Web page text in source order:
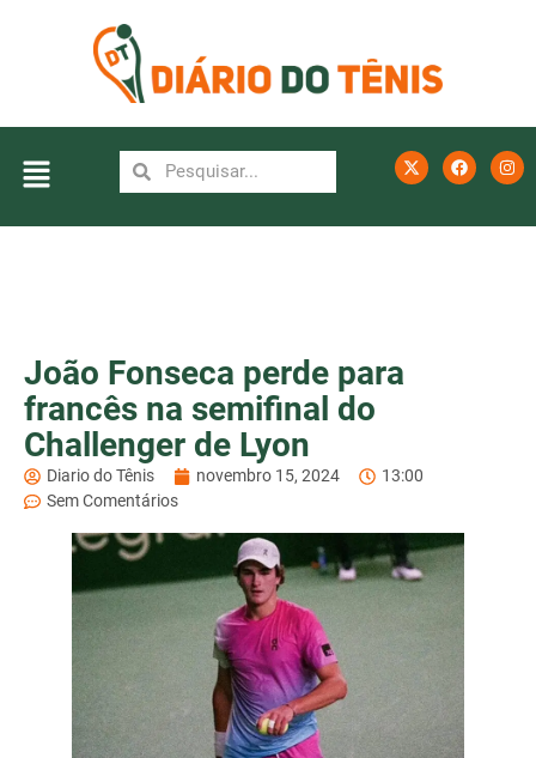
João Fonseca perde para
francês na semifinal do
Challenger de Lyon
Diario do Tênis novembro 15, 2024
13:00
Sem Comentários